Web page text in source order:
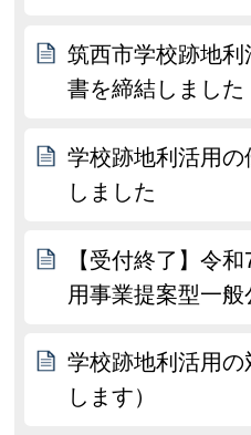
筑西市学校跡地
書を締結しました
学校跡地利活用
しました
【受付終了】令
用事業提案型一
学校跡地利活用
します）